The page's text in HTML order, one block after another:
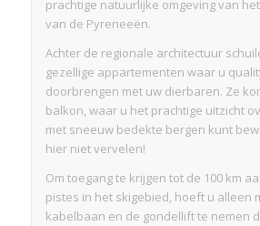
prachtige natuurlijke omgeving van
van de Pyreneeën.
Achter de regionale architectuur
gezellige appartementen waar u
doorbrengen met uw dierbaren. Ze
balkon, waar u het prachtige uitzicht
met sneeuw bedekte bergen kunt
hier niet vervelen!
Om toegang te krijgen tot de 100 km
pistes in het skigebied, hoeft u alleen
kabelbaan en de gondellift te nemen